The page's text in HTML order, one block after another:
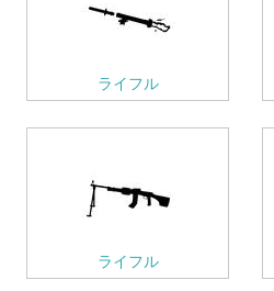
ライフル
ライフル